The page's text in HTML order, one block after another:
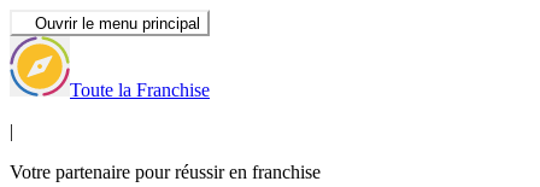
Ouvrir le menu principal
Toute la Franchise
|
Votre partenaire pour réussir en franchise